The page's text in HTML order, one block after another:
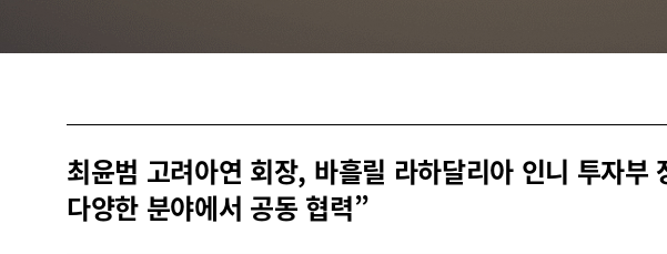
최윤범 고려아연 회장, 바흘릴 라하달리아 인니 투자
다양한 분야에서 공동 협력”